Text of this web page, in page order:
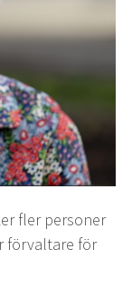
fler personer
förvaltare för